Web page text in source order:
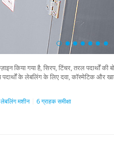
किया गया है, सिरप, टिंचर, तरल पदार्थों
के लेबलिंग के लिए दवा, कॉस्मेटिक और
मशीन 6 ग्राहक समीक्षा